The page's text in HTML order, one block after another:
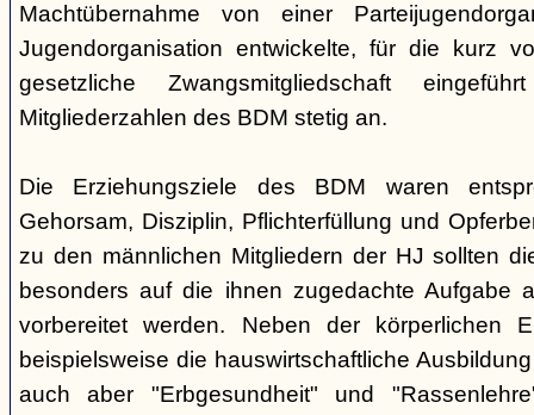
Machtübernahme von einer
Jugendorganisation entwickelte, für die kurz
gesetzliche Zwangsmitgliedschaft
Mitgliederzahlen des BDM stetig an.
Die Erziehungsziele des BDM waren
Gehorsam, Disziplin, Pflichterfüllung und
zu den männlichen Mitgliedern der HJ sollten
besonders auf die ihnen zugedachte Aufgabe
vorbereitet werden. Neben der körperlichen
beispielsweise die hauswirtschaftliche
auch aber "Erbgesundheit" und